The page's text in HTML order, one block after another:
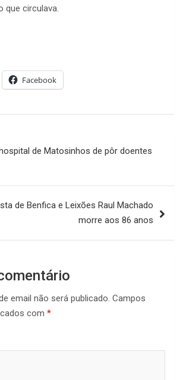
que circulava.
Facebook
de Matosinhos de pôr doentes
de Benfica e Leixões Raul Machado
morre aos 86 anos
email não será publicado. Campos
com *